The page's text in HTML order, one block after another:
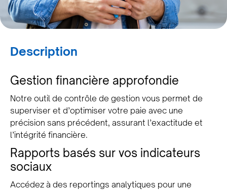
Description
Gestion financière approfondie
Notre outil de contrôle de gestion vous permet de
superviser et d’optimiser votre paie avec une
précision sans précédent, assurant l’exactitude et
l’intégrité financière.
Rapports basés sur vos indicateurs
sociaux
Accédez à des reportings analytiques pour une